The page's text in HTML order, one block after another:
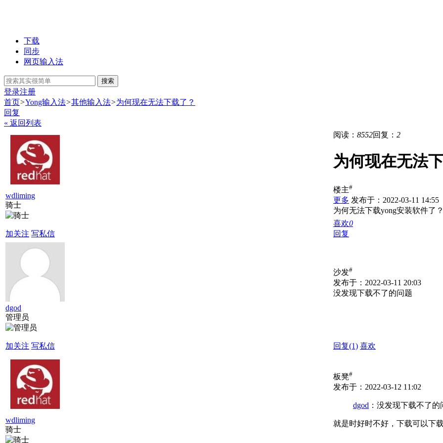
下载
同步
网页输入法
搜索
登录注册
首页>Yong输入法>其他输入法>为何现在无法下载了？
回复
« 返回列表
wdliming
骑士
加关注 写私信
阅读： 8552回复： 2
为何现在无法
楼主#
更多 发布于：2022-03-11 14:55
为何无法下载yong安装软件了？
喜欢0
回复
dgod
管理员
加关注 写私信
沙发#
发布于：2022-03-11 20:03
没发现下载不了的问题
回复(1) 喜欢
wdliming
骑士
板凳#
发布于：2022-03-12 11:02
dgod ：没发现下载不了的
就是时好时不好，下载可以下